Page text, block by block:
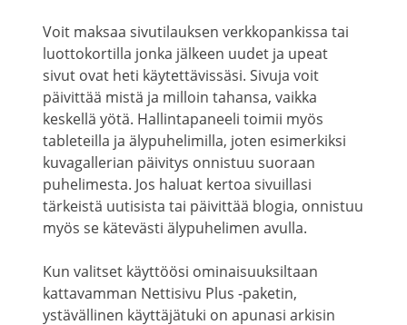
Voit maksaa sivutilauksen verkkopankissa tai
luottokortilla jonka jälkeen uudet ja upeat
sivut ovat heti käytettävissäsi. Sivuja voit
päivittää mistä ja milloin tahansa, vaikka
keskellä yötä. Hallintapaneeli toimii myös
tableteilla ja älypuhelimilla, joten esimerkiksi
kuvagallerian päivitys onnistuu suoraan
puhelimesta. Jos haluat kertoa sivuillasi
tärkeistä uutisista tai päivittää blogia, onnistuu
myös se kätevästi älypuhelimen avulla.
Kun valitset käyttöösi ominaisuuksiltaan
kattavamman Nettisivu Plus -paketin,
ystävällinen käyttäjätuki on apunasi arkisin